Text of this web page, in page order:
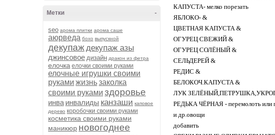
-
Метки
seo арома плитки арома саше
аюрведа бохо выпускной
декупаждекупаж азы
джинсовое дизайн дракон из фетра
елочка елочки своими руками
елочные игрушки своими
руками жизньзаколка
своими руками здоровье
инва инвалиды канзаши каповое
дерево коробочки своими руками
косметика своими руками
маникюр новогоднее
КАПУСТА- мелко порезать
ЯБЛОКО- &
ЦВЕТНАЯ КАПУСТА &
ОГУРЕЦ СВЕЖИЙ &
ОГУРЕЦ СОЛЁНЫЙ &
СЕЛЬДЕРЕЙ &
РЕДИС &
БЕЛОКОЧ.КАПУСТА &
ЛУК
РЕДЬКА ЧЁРНАЯ - перемолоть или
и др.овощи
добавить